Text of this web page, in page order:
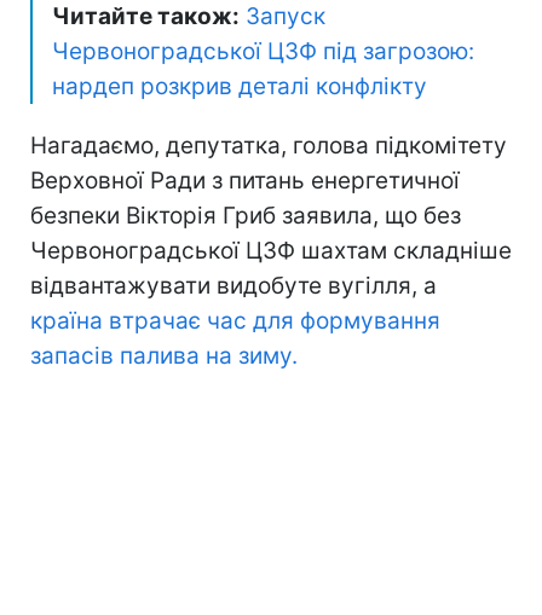
Читайте також: Запуск
Червоноградської ЦЗФ під загрозою:
нардеп розкрив деталі конфлікту
Нагадаємо, депутатка, голова підкомітету
Верховної Ради з питань енергетичної
безпеки Вікторія Гриб заявила, що без
Червоноградської ЦЗФ шахтам складніше
відвантажувати видобуте вугілля, а
країна втрачає час для формування
запасів палива на зиму.